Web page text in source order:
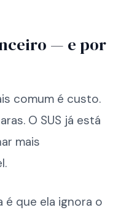
— e por
comum é custo.
O SUS já está
mais
é que ela ignora o